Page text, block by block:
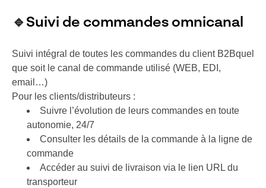
🔹 Suivi de commandes omnicanal
Suivi intégral de toutes les commandes du client B2Bquel
que soit le canal de commande utilisé (WEB, EDI,
email…)
Pour les clients/distributeurs :
Suivre l’évolution de leurs commandes en toute
autonomie, 24/7
Consulter les détails de la commande à la ligne de
commande
Accéder au suivi de livraison via le lien URL du
transporteur